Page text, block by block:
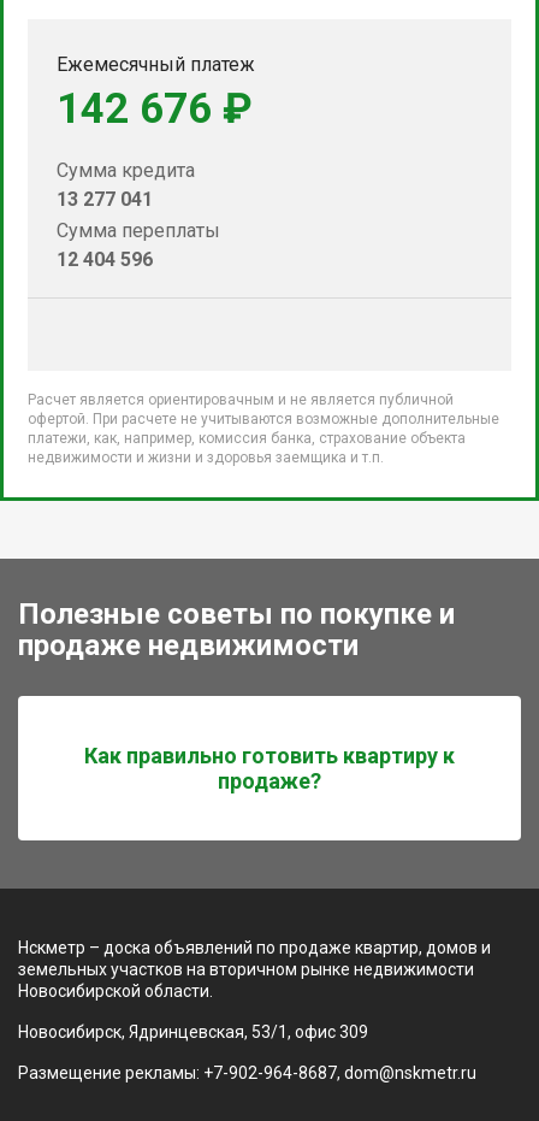
Ежемесячный платеж
142 676 ₽
Сумма кредита
13 277 041
Сумма переплаты
12 404 596
Расчет является ориентировачным и не является публичной
офертой. При расчете не учитываются возможные дополнительные
платежи, как, например, комиссия банка, страхование объекта
недвижимости и жизни и здоровья заемщика и т.п.
Полезные советы по покупке и
продаже недвижимости
Как правильно готовить квартиру к
продаже?
Нскметр – доска объявлений по продаже квартир, домов и
земельных участков на вторичном рынке недвижимости
Новосибирской области.
Новосибирск, Ядринцевская, 53/1, офис 309
Размещение рекламы: +7-902-964-8687, dom@nskmetr.ru